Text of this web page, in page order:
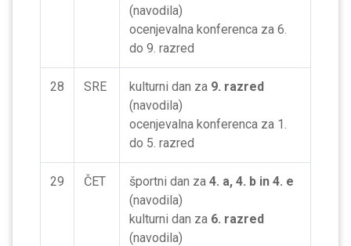
(navodila)
ocenjevalna konferenca za 6.
do 9. razred
28 SRE kulturni dan za 9. razred
(navodila)
ocenjevalna konferenca za 1.
do 5. razred
29 ČET športni dan za 4. a, 4. b in 4. e
(navodila)
kulturni dan za 6. razred
(navodila)